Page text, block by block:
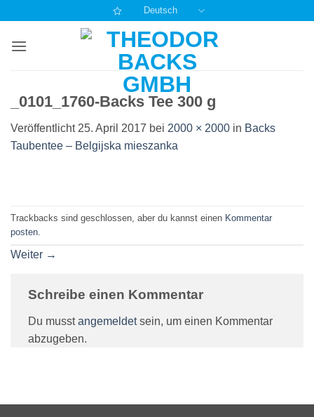
springen
Deutsch
_0101_1760-Backs Tee 300 g
Veröffentlicht 25. April 2017 bei 2000 × 2000 in Backs
Taubentee – Belgijska mieszanka
Trackbacks sind geschlossen, aber du kannst einen Kommentar
posten
Weiter →
Schreibe einen Kommentar
Du musstangemeldetsein, um einen Kommentar
abzugeben.